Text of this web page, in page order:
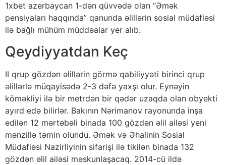
1xbet azerbaycan 1-dən qüvvədə olan “Əmək
pensiyaları haqqında” qanunda əlillərin sosial müdafiəsi
ilə bağlı mühüm müddəalar yer alıb.
Qeydiyyatdan Keç
II qrup gözdən əlillərin görmə qabiliyyəti birinci qrup
əlillərlə müqayisədə 2-3 dəfə yaxşı olur. Eynəyin
köməkliyi ilə bir metrdən bir qədər uzaqda olan obyekti
ayırd edə bilirlər. Bakının Nərimanov rayonunda inşa
edilən 12 mərtəbəli binada 100 gözdən əlil ailəsi yeni
mənzillə təmin olundu. Əmək və Əhalinin Sosial
Müdafiəsi Nazirliyinin sifarişi ilə tikilən binada 132
gözdən əlil ailəsi məskunlaşacaq. 2014-cü ildə